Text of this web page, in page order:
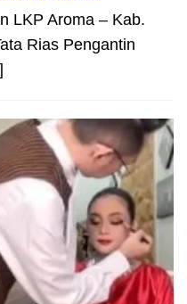
LKP Aroma – Kab.
Rias Pengantin